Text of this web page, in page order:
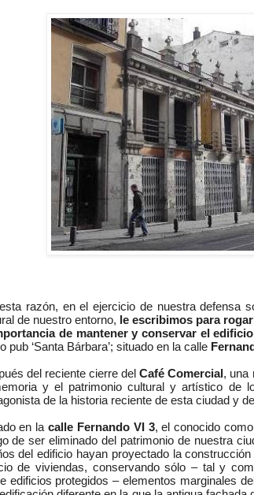
razón, en el ejercicio de nuestra defensa
de nuestro entorno, le escribimos para
de mantener y conservar el edificio
pub ‘Santa Bárbara’; situado en la calle
del reciente cierre delCafé Comercial , una
y el patrimonio cultural y artístico de
de la historia reciente de esta ciudad y
en lacalle Fernando VI 3, el conocido como
de ser eliminado del patrimonio de nuestra
del edificio hayan proyectado la
de viviendas, conservando sólo – tal y
edificios protegidos – elementos marginales